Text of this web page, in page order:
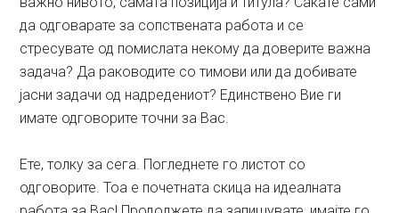
да одговарате за сопствената работа и се
стресувате од помислата некому да доверите важна
задача? Да раководите со тимови или да добивате
јасни задачи од надредениот? Единствено Вие ги
имате одговорите точни за Вас.
Ете, толку за сега. Погледнете го листот со
одговорите. Тоа е почетната скица на идеалната